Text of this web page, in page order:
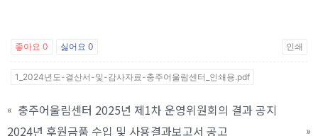
좋아요 0 싫어요 0 인쇄
1_2024년도-결산서-및-감사자료-충주어울림센터_인쇄용.pdf
«
충주어울림센터 2025년 제1차 운영위원회의 결과 공지
2024년 후원금품 수입 및 사용결과보고서 공고
»